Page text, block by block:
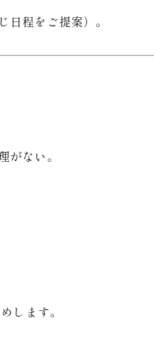
日程をご提案）。
がない。
します。